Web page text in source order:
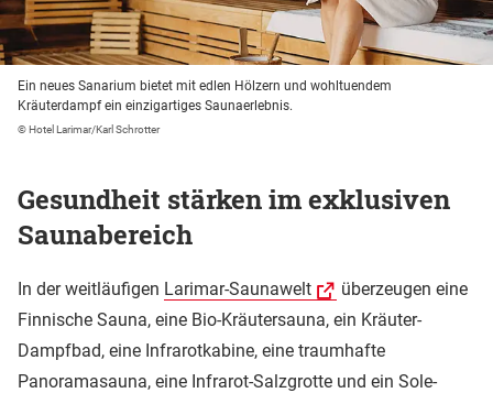
Ein neues Sanarium bietet mit edlen Hölzern und wohltuendem
Kräuterdampf ein einzigartiges Saunaerlebnis.
© Hotel Larimar/Karl Schrotter
Gesundheit stärken im exklusiven
Saunabereich
In der weitläufigen Larimar-Saunawelt
überzeugen eine
Finnische Sauna, eine Bio-Kräutersauna, ein Kräuter-
Dampfbad, eine Infrarotkabine, eine traumhafte
Panoramasauna, eine Infrarot-Salzgrotte und ein Sole-